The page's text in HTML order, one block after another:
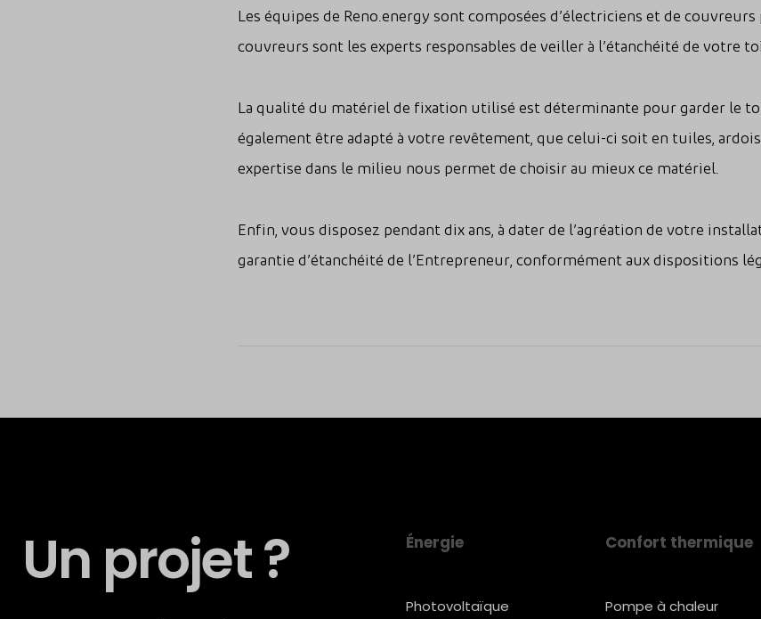
Les équipes de Reno.energy sont composées d’électriciens et de
couvreurs sont les experts responsables de veiller à l’étanchéité de votre
La qualité du matériel de fixation utilisé est déterminante pour garder le
également être adapté à votre revêtement, que celui-ci soit en tuiles,
expertise dans le milieu nous permet de choisir au mieux ce matériel.
Enfin, vous disposez pendant dix ans, à dater de l’agréation de votre
garantie d’étanchéité de l’Entrepreneur, conformément aux dispositions
Un projet ? Énergie
Photovoltaïque
Confort thermique
Pompe à chaleur